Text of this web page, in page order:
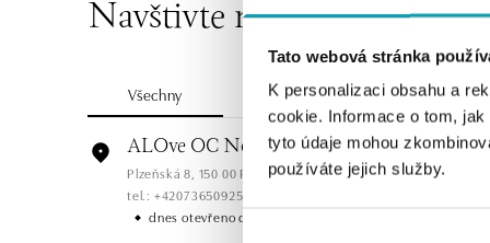
Tato webová stránka
K personalizaci obsahu a
cookie. Informace o tom,
tyto údaje mohou
používáte jejich služby.
Navštivte naše butiky
Všechny Česko Slovensko
ALOve OC Nový Smíchov, Praha 5
Plzeňská 8, 150 00 Praha 5 - Anděl
tel.: +420736509250
dnes otevřeno do 21:00